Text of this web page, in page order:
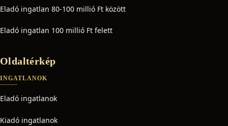
Eladó ingatlan 80-100 millió Ft között
Eladó ingatlan 100 millió Ft felett
Oldaltérkép
INGATLANOK
Eladó ingatlanok
Kiadó ingatlanok